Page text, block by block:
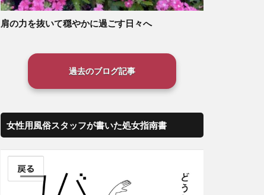
肩の力を抜いて穏やかに過ごす日々へ
過去のブログ記事
女性用風俗スタッフが書いた処女指南書